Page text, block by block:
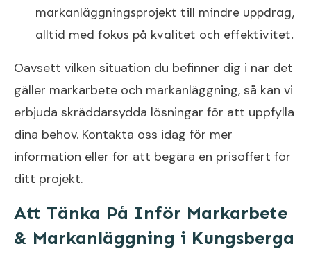
markanläggningsprojekt till mindre uppdrag,
alltid med fokus på kvalitet och effektivitet.
Oavsett vilken situation du befinner dig i när det
gäller markarbete och markanläggning, så kan vi
erbjuda skräddarsydda lösningar för att uppfylla
dina behov. Kontakta oss idag för mer
information eller för att begära en prisoffert för
ditt projekt.
Att Tänka På Inför Markarbete
& Markanläggning i Kungsberga